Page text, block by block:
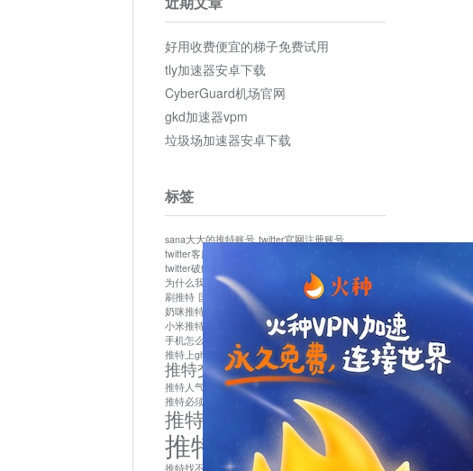
好用收费便宜的梯子免费试用
tly加速器安卓下载
CyberGuard机场官网
gkd加速器vpm
垃圾场加速器安卓下载
标签
sana大大的推特账号 twitter官网注册账号
twitter客服
twitter破解版下载
为什么我推特无法保存设置
作者sana推特是什么
刷推特 国内为什么不能用twitter 国内能用twitter吗
奶咪推特
如何找回推特密码
小米推特闪退是怎么回事 怎么看推特上的视频
手机怎么注册推特账号
推特devil
推特上ghs的女博主
推特交友软件app下载
推特人气萌货小蔡头喵喵喵 推特实名制
推特必须用外网吗
推特怎么取消关联手机号
推特怎么看敏感内容苹果
推特找不到账号 推特注册必须要手机号